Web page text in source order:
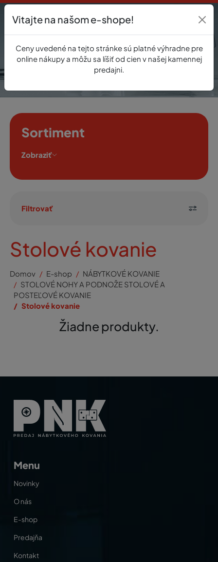
0
Sortiment
Zobraziť
Filtrovať
Stolové kovanie
Domov E-shop
NÁBYTKOVÉ KOVANIE
STOLOVÉ NOHY A PODNOŽE STOLOVÉ A
POSTEĽOVÉ KOVANIE
Stolové kovanie
Žiadne produkty.
Menu
Novinky
O nás
E-shop
Predajňa
Kontakt
Vitajte na našom e-shope!
Ceny uvedené na tejto stránke sú platné výhradne pre
online nákupy a môžu sa líšiť od cien v našej kamennej
predajni.